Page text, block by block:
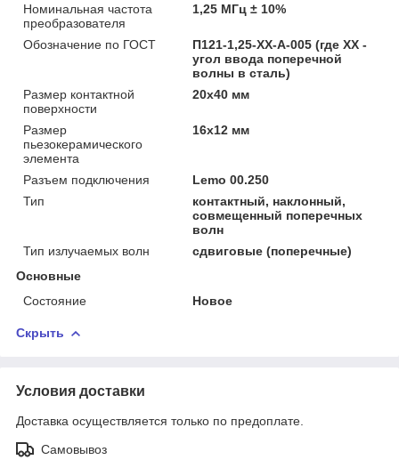
Номинальная частота
преобразователя
1,25 МГц ± 10%
Обозначение по ГОСТ
П121-1,25-ХХ-А-005 (где XX -
угол ввода поперечной
волны в сталь)
Размер контактной
поверхности
20х40 мм
Размер
пьезокерамического
элемента
16х12 мм
Разъем подключения
Lemo 00.250
Тип
контактный, наклонный,
совмещенный поперечных
волн
Тип излучаемых волн
сдвиговые (поперечные)
Основные
Состояние
Новое
Скрыть
Условия доставки
Доставка осуществляется только по предоплате.
Самовывоз